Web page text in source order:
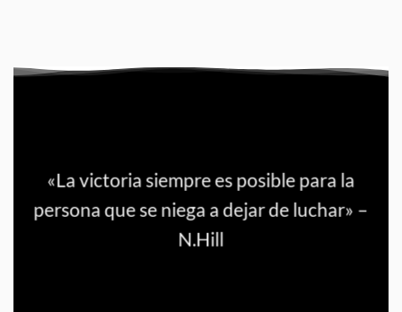
«La victoria siempre es posible para la
persona que se niega a dejar de luchar» –
N.Hill